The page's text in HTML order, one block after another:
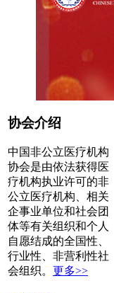
协会介绍
中国非公立医疗机构
协会是由依法获得医
疗机构执业许可的非
公立医疗机构、相关
企事业单位和社会团
体等有关组织和个人
自愿结成的全国性、
行业性、非营利性社
会组织。 更多>>